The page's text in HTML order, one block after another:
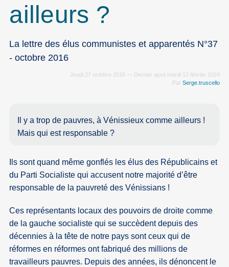
ailleurs ?
La lettre des élus communistes et apparentés N°37
- octobre 2016
Jeudi 27 octobre 2016 — Dernier ajout mardi 13 février 2024
Par Serge.truscello
Il y a trop de pauvres, à Vénissieux comme ailleurs !
Mais qui est responsable ?
Ils sont quand même gonflés les élus des Républicains et
du Parti Socialiste qui accusent notre majorité d’être
responsable de la pauvreté des Vénissians !
Ces représentants locaux des pouvoirs de droite comme
de la gauche socialiste qui se succèdent depuis des
décennies à la tête de notre pays sont ceux qui de
réformes en réformes ont fabriqué des millions de
travailleurs pauvres. Depuis des années, ils dénoncent le